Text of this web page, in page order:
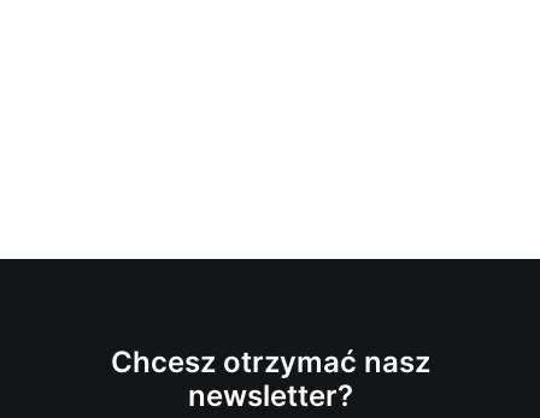
Chcesz otrzymać nasz
newsletter?